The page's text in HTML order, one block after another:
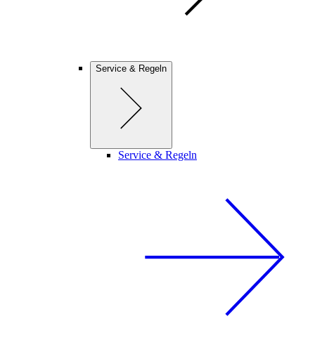
Service & Regeln
Service & Regeln